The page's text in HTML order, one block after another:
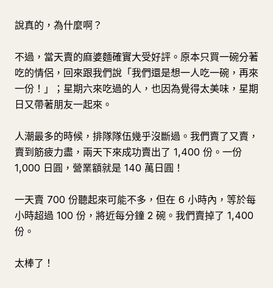
說真的，為什麼啊？
不過，當天賣的麻婆麵確實大受好評。原本只買一碗分著
吃的情侶，回來跟我們說「我們還是想一人吃一碗，再來
一份！」；星期六來吃過的人，也因為覺得太美味，星期
日又帶著朋友一起來。
人潮最多的時候，排隊隊伍幾乎沒斷過。我們賣了又賣，
賣到筋疲力盡，兩天下來成功賣出了 1,400 份。一份
1,000 日圓，營業額就是 140 萬日圓！
一天賣 700 份聽起來可能不多，但在 6 小時內，等於每
小時超過 100 份，將近每分鐘 2 碗。我們賣掉了 1,400
份。
太棒了！